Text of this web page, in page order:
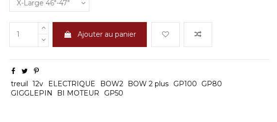
Ajouter au panier
treuil 12v ELECTRIQUE BOW2 BOW 2 plus GP100
GP80
GIGGLEPIN
BI MOTEUR GP50